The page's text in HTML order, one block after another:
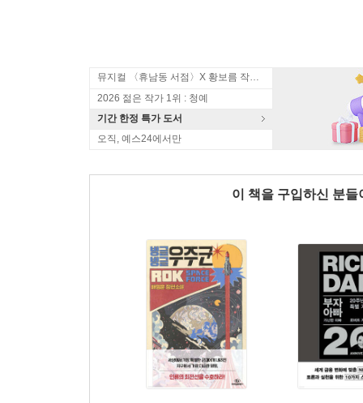
뮤지컬 〈휴남동 서점〉X 황보름 작가 북토크
2026 젊은 작가 1위 : 청예
기간 한정 특가 도서
오직, 예스24에서만
이 책을 구입하신 분